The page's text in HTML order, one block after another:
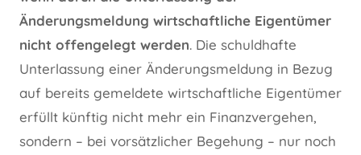
Änderungsmeldung wirtschaftliche Eigentümer
nicht offengelegt werden. Die schuldhafte
Unterlassung einer Änderungsmeldung in Bezug
auf bereits gemeldete wirtschaftliche Eigentümer
erfüllt künftig nicht mehr ein Finanzvergehen,
sondern – bei vorsätzlicher Begehung – nur noch